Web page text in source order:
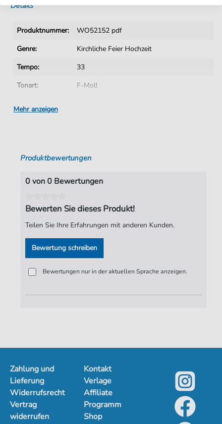
Details
Produktnummer:
WO52152 pdf
Genre:
Kirchliche Feier Hochzeit
Tempo:
33
Tonart:
F-Moll
Autoren:
Mehr anzeigen
Produktbewertungen
0 von 0 Bewertungen
Bewerten Sie dieses Produkt!
Teilen Sie Ihre Erfahrungen mit anderen Kunden.
Bewertung schreiben
Bewertungen nur in der aktuellen Sprache anzeigen.
Zahlung und
Lieferung
Widerrufsrecht
Vertrag
widerrufen
Kontakt
Verlage
Affiliate
Programm
Shop